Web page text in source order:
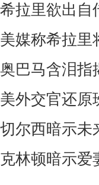
希拉里欲出自
美媒称希拉里
奥巴马含泪指
美外交官还原
切尔西暗示未
克林顿暗示爱